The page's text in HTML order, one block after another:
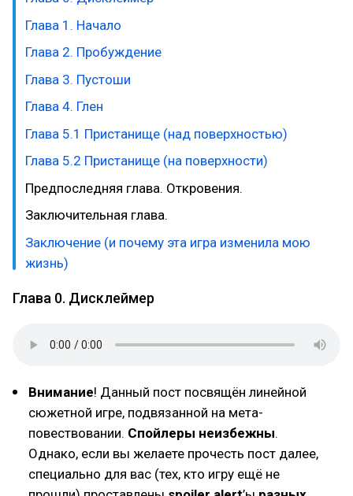
Глава 1. Начало
Глава 2. Пробуждение
Глава 3. Пустоши
Глава 4. Глен
Глава 5.1 Пристанище (над поверхностью)
Глава 5.2 Пристанище (на поверхности)
Предпоследняя глава. Откровения.
Заключительная глава.
Заключение (и почему эта игра изменила мою
жизнь)
Глава 0. Дисклеймер
Внимание! Данный пост посвящён линейной
сюжетной игре, подвязанной на мета-
повествовании. Спойлеры неизбежны.
Однако, если вы желаете прочесть пост далее,
специально для вас (тех, кто игру ещё не